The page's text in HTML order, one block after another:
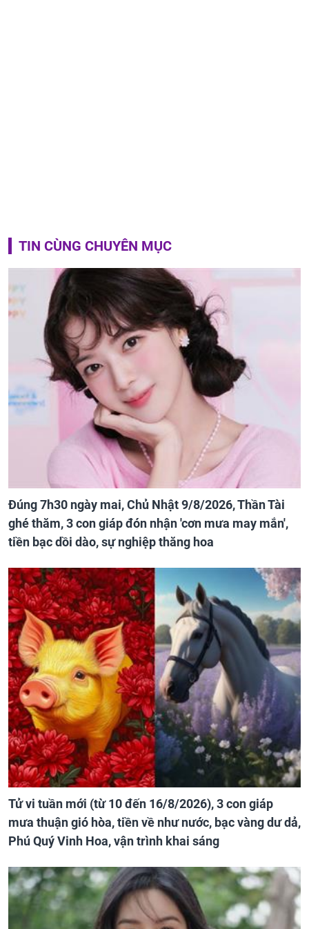
TIN CÙNG CHUYÊN MỤC
Đúng 7h30 ngày mai, Chủ Nhật 9/8/2026, Thần Tài
ghé thăm, 3 con giáp đón nhận 'cơn mưa may mắn',
tiền bạc dồi dào, sự nghiệp thăng hoa
Tử vi tuần mới (từ 10 đến 16/8/2026), 3 con giáp
mưa thuận gió hòa, tiền về như nước, bạc vàng dư dả,
Phú Quý Vinh Hoa, vận trình khai sáng